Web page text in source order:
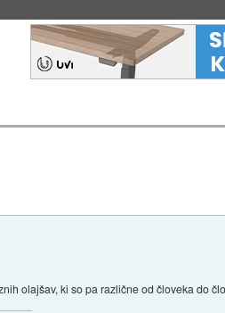
olajšav, ki so pa različne od človeka do